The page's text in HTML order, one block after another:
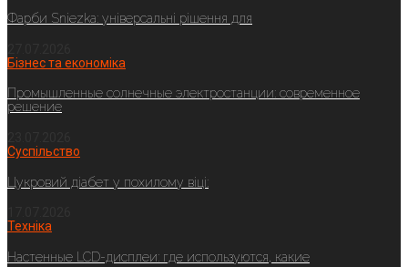
Фарби Sniezka: універсальні рішення для
Бізнес та економіка
Промышленные солнечные электростанции: современное
решение
Суспільство
Цукровий діабет у похилому віці:
Техніка
Настенные LCD-дисплеи: где используются, какие